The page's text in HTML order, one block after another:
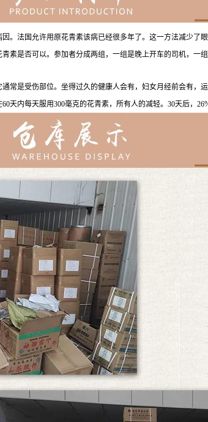
。法国允许用原花青素该病已经很多年了。这一方法减少了
素是否可以。参加者分成两组，一组是晚上开车的司机，一
常是受伤部位。坐得过久的健康人会有，妇女月经前会有
天内每天服用300毫克的花青素，所有人的减轻。30天后，